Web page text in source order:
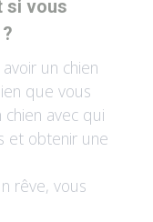
si vous
un chien
que vous
avec qui
et obtenir une
rêve, vous